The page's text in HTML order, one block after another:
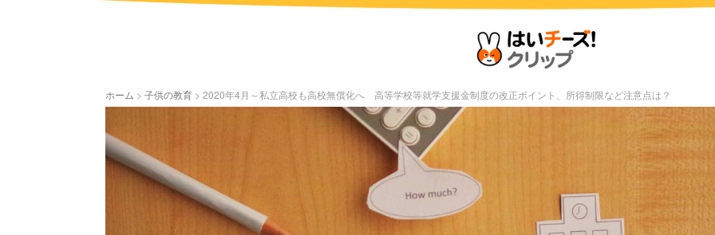
ホーム > 子供の教育 > 2020年4月～私立高校も高校無償化へ 高等学校等就学支援金制度の改正ポイント、所得制限など注意点は？